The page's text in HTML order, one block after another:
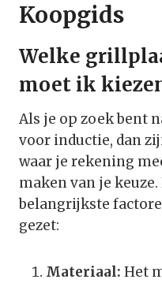
Koopgids
Welke
moet ik
Als je op zoek bent
voor inductie, dan
waar je rekening
maken van je
belangrijkste
gezet:
Materiaal: Het